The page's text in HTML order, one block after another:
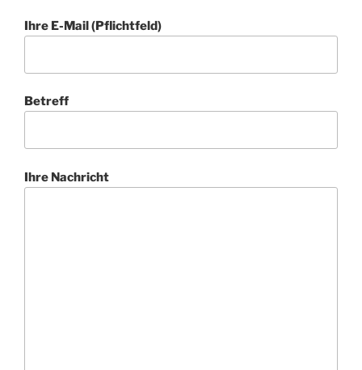
Ihre E-Mail (Pflichtfeld)
Betreff
Ihre Nachricht